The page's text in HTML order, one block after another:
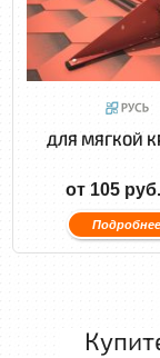
ДЛЯ МЯГКОЙ
от 105
Подробнее